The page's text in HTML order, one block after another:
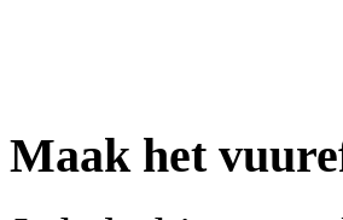
Maak het